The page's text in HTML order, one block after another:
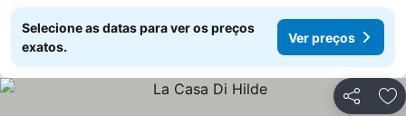
Selecione as datas para ver os preços
exatos.
Ver preços
Partilhar